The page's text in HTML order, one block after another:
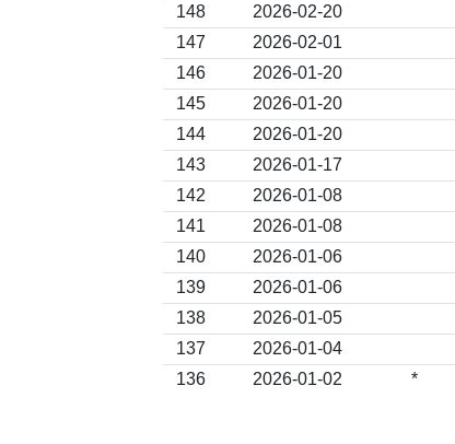
148
2026-02-20
147
2026-02-01
146
2026-01-20
145
2026-01-20
144
2026-01-20
143
2026-01-17
142
2026-01-08
141
2026-01-08
140
2026-01-06
139
2026-01-06
138
2026-01-05
137
2026-01-04
136
2026-01-02 *